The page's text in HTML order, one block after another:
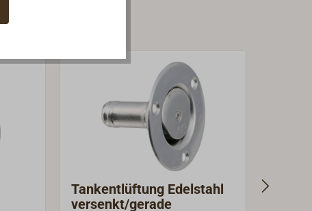
Tankentlüftung Edelstahl
versenkt/gerade